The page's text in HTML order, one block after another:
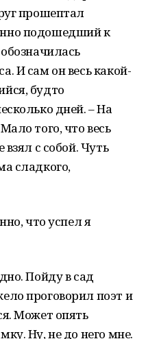
прошептал
подошедший к
И сам он весь какой-
будто
дней. – На
того, что весь
с собой. Чуть
сладкого,
что успел я
Пойду в сад
проговорил поэт и
Может опять
Ну, не до него мне.